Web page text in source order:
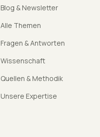
Blog & Newsletter
Alle Themen
Fragen & Antworten
Wissenschaft
Quellen & Methodik
Unsere Expertise